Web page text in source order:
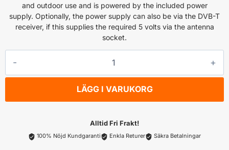
and outdoor use and is powered by the included power
supply. Optionally, the power supply can also be via the DVB-T
receiver, if this supplies the required 5 volts via the antenna
socket.
mängd
LÄGG I VARUKORG
Alltid Fri Frakt!
100% Nöjd Kundgaranti Enkla Returer Säkra Betalningar